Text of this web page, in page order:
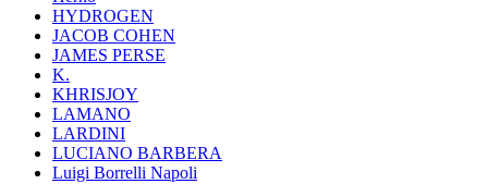
HYDROGEN
JACOB COHEN
JAMES PERSE
K.
KHRISJOY
LAMANO
LARDINI
LUCIANO BARBERA
Luigi Borrelli Napoli